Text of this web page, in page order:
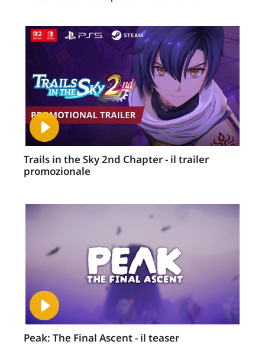
Trails in the Sky 2nd Chapter - il trailer
promozionale
Peak: The Final Ascent - il teaser